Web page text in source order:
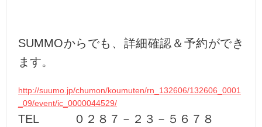
SUMMOからでも、詳細確認＆予約ができ
ます。
http://suumo.jp/chumon/koumuten/rn_132606/132606_0001
_09/event/ic_0000044529/
TEL ０２８７－２３－５６７８